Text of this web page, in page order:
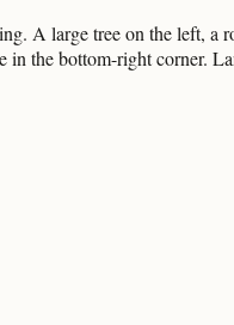
A large tree on the left, a
in the bottom-right corner.